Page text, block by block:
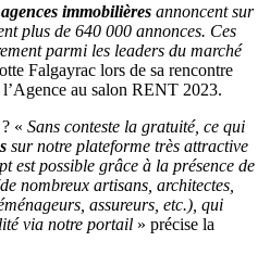
agences immobilières annoncent sur
plus de 640 000 annonces. Ces
parmi les leaders du marché
Falgayrac lors de sa rencontre
au salon RENT 2023.
« Sans conteste la gratuité, ce qui
sur notre plateforme très attractive
est possible grâce à la présence de
nombreux artisans, architectes,
assureurs, etc.), qui
via notre portail » précise la